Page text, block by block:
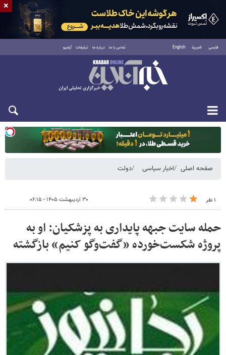
فارسی العربية English تماس با ما درباره ما تبلیغات آرشیو
دوشنبه ۱۹ مرداد ۱۴۰۵
صفحه اصلی اخبار سیاسی دولت
۱ نفر ۳۰ اردیبهشت ۱۴۰۵ - ۰۶:۱۵
حمله سایت جبهه پایداری به پزشکیان: او به
پروژه شکست‌خورده «گفت‌وگو کنیم» بازگشته
×